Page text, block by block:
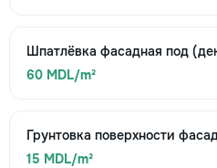
Шпатлёвка фасадная под
60 MDL/m²
Грунтовка поверхности
15 MDL/m²